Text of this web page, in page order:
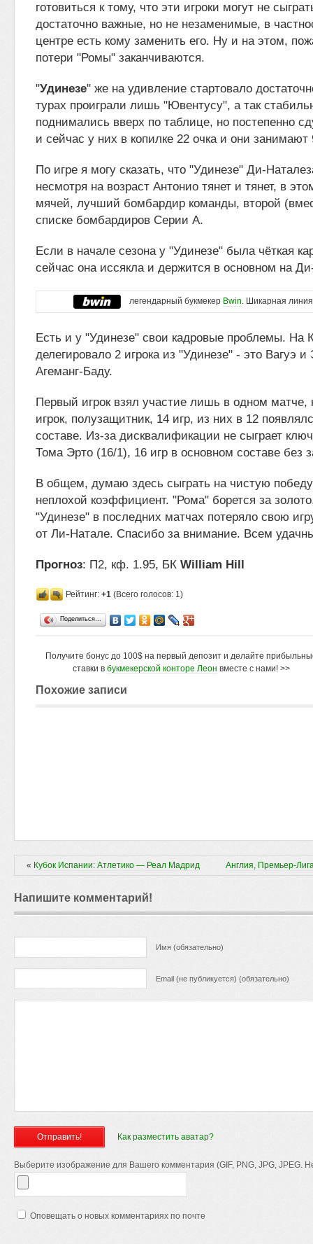
готовиться к тому, что эти игроки могут не
достаточно важные, но не незаменимые, в
центре есть кому заменить его. Ну и на этом,
потери "Ромы" заканчиваются.
"Удинезе" же на удивление стартовало
турах проиграли лишь "Ювентусу", а так
поднимались вверх по таблице, но постепенно
и сейчас у них в копилке 22 очка и они занимают
По игре я могу сказать, что "Удинезе" Ди-
несмотря на возраст Антонио тянет и тянет, в
мячей, лучший бомбардир команды, второй
списке бомбардиров Серии А.
Если в начале сезона у "Удинезе" была чёткая
сейчас она иссякла и держится в основном на
легендарный букмекер Bwin. Шикарная
Есть и у "Удинезе" свои кадровые проблемы. На
делегировало 2 игрока из "Удинезе" - это Вагуэ
Агеманг-Баду.
Первый игрок взял участие лишь в одном матче,
игрок, полузащитник, 14 игр, из них в 12
составе. Из-за дисквалификации не сыграет
Тома Эрто (16/1), 16 игр в основном составе без
В общем, думаю здесь сыграть на чистую
неплохой коэффициент. "Рома" борется за
"Удинезе" в последних матчах потеряло свою
от Ли-Натале. Спасибо за внимание. Всем
Прогноз: П2, кф. 1.95, БК William Hill
Рейтинг: +1 (Всего голосов: 1)
Поделиться…
Получите бонус до 100$ на первый депозит и делайте
ставки в букмекерской конторе Леон вместе с нами! >>
Похожие записи
« Кубок Испании: Атлетико — Реал Мадрид Англия, Премьер-
Напишите комментарий!
Имя (обязательно)
Email (не публикуется) (обязательно)
Как разместить аватар?
Выберите изображение для Вашего комментария (GIF, PNG, JPG, JPEG.
Оповещать о новых комментариях по почте